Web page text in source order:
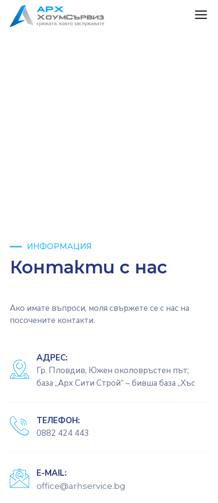
ИНФОРМАЦИЯ
Контакти с нас
Ако имате въпроси, моля свържете се с нас на
посочените контакти.
АДРЕС:
Гр. Пловдив, Южен околовръстен път;
база ,,Арх Сити Строй“ – бивша база „Хъс
ТЕЛЕФОН:
0882 424 443
E-MAIL:
office@arhservice.bg